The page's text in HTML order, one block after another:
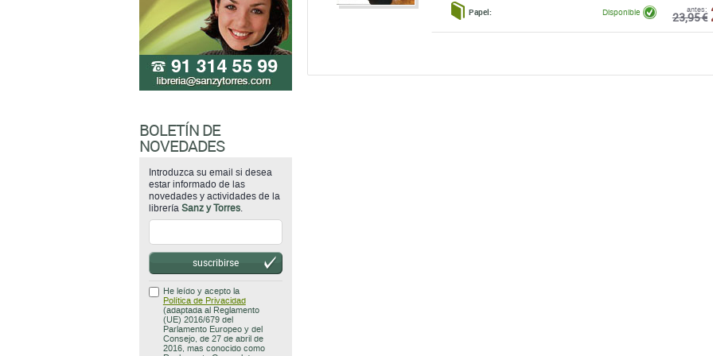
Papel: antes:
23,95 €
Disponible
BOLETÍN DE
NOVEDADES
Introduzca su email si desea
estar informado de las
novedades y actividades de la
librería Sanz y Torres.
suscribirse
He leído y acepto la
Política de Privacidad
(adaptada al Reglamento
(UE) 2016/679 del
Parlamento Europeo y del
Consejo, de 27 de abril de
2016, mas conocido como